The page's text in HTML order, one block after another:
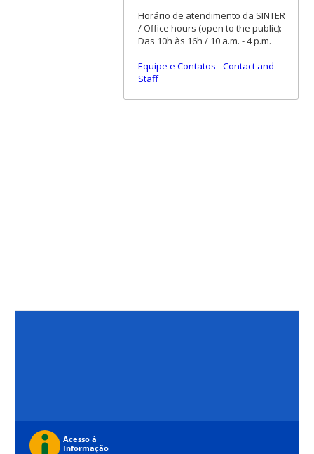
Horário de atendimento da SINTER
/ Office hours (open to the public):
Das 10h às 16h / 10 a.m. - 4 p.m.
Equipe e Contatos -Contact and
Staff